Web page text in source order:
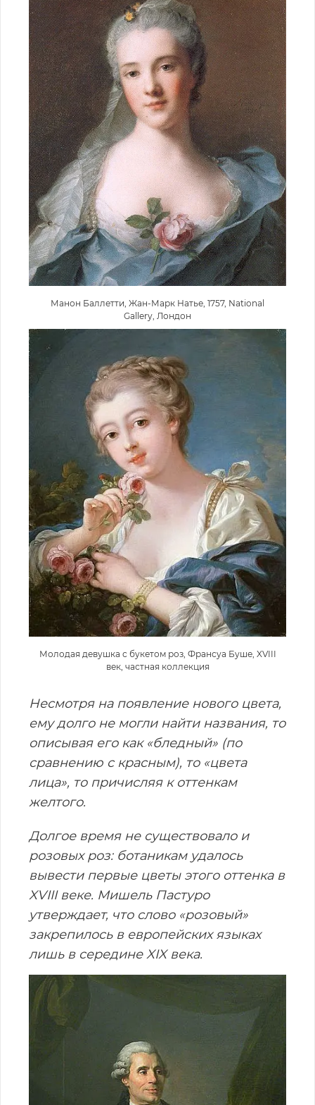
Манон Баллетти, Жан-Марк Натье, 1757, National
Gallery, Лондон
Молодая девушка с букетом роз, Франсуа Буше, XVIII
век, частная коллекция
Несмотря на появление нового цвета,
ему долго не могли найти названия, то
описывая его как «бледный» (по
сравнению с красным), то «цвета
лица», то причисляя к оттенкам
желтого.
Долгое время не существовало и
розовых роз: ботаникам удалось
вывести первые цветы этого оттенка в
XVIII веке. Мишель Пастуро
утверждает, что слово «розовый»
закрепилось в европейских языках
лишь в середине XIX века.